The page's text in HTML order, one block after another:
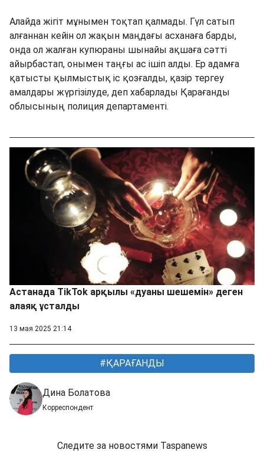
Алайда жігіт мұнымен тоқтап қалмады. Гүл сатып
алғаннан кейін ол жақын маңдағы асханаға барды,
онда ол жалған купюраны шынайы ақшаға сәтті
айырбастап, онымен таңғы ас ішіп алды. Ер адамға
қатысты қылмыстық іс қозғалды, қазір тергеу
амалдары жүргізілуде, деп хабарлады Қарағанды ​​
облысының полиция департаменті.
Астанада TikTok арқылы «дуаны шешемін» деген
алаяқ ұсталды
13 мая 2025 21:14
ҚАРАҒАНДЫ
Дина Болатова
Корреспондент
Следите за новостями Taspanews